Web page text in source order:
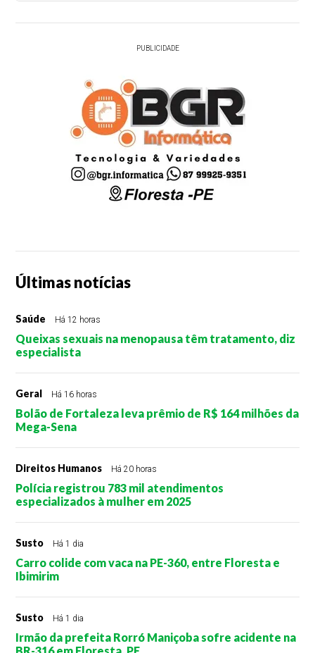
PUBLICIDADE
Últimas notícias
Saúde Há 12 horas
Queixas sexuais na menopausa têm tratamento, diz
especialista
Geral Há 16 horas
Bolão de Fortaleza leva prêmio de R$ 164 milhões da
Mega-Sena
Direitos Humanos Há 20 horas
Polícia registrou 783 mil atendimentos
especializados à mulher em 2025
Susto Há 1 dia
Carro colide com vaca na PE-360, entre Floresta e
Ibimirim
Susto Há 1 dia
Irmão da prefeita Rorró Maniçoba sofre acidente na